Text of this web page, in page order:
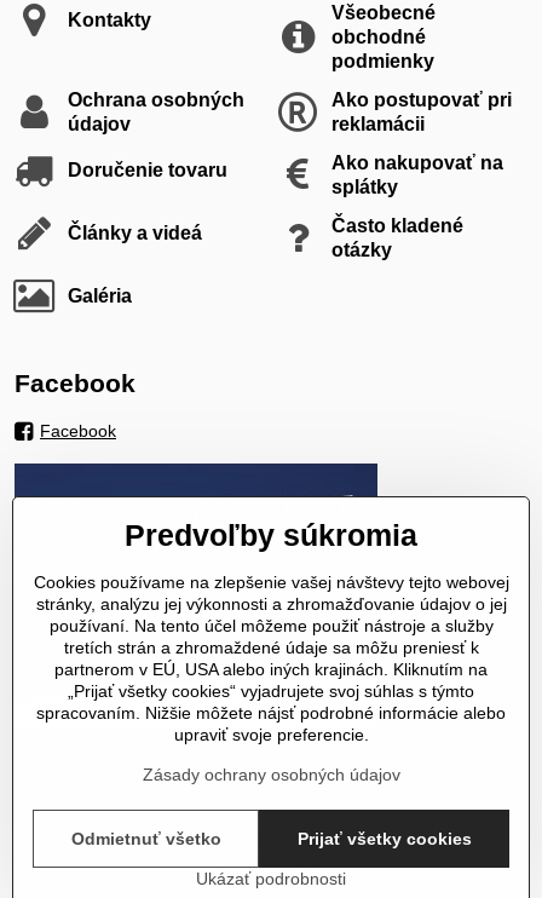
Kontakty
Všeobecné
obchodné
podmienky
Ochrana osobných
údajov
Ako postupovať pri
reklamácii
Doručenie tovaru
Ako nakupovať na
splátky
Články a videá
Často kladené
otázky
Galéria
Facebook
Facebook
©2026Copyright
Predvoľby súkromiaZásady ochrany osobných údajov
Stav objednávky
Vytvorené pomocou:BiznisWeb.sk
Predvoľby súkromia
Cookies používame na zlepšenie vašej návštevy tejto webovej
stránky, analýzu jej výkonnosti a zhromažďovanie údajov o jej
používaní. Na tento účel môžeme použiť nástroje a služby
tretích strán a zhromaždené údaje sa môžu preniesť k
partnerom v EÚ, USA alebo iných krajinách. Kliknutím na
„Prijať všetky cookies“ vyjadrujete svoj súhlas s týmto
spracovaním. Nižšie môžete nájsť podrobné informácie alebo
upraviť svoje preferencie.
Zásady ochrany osobných údajov
Ukázať podrobnosti
Prijať všetky cookies
Odmietnuť všetko